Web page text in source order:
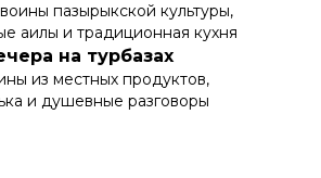
пазырыкской культуры,
аилы и традиционная кухня
на турбазах
из местных продуктов,
и душевные разговоры